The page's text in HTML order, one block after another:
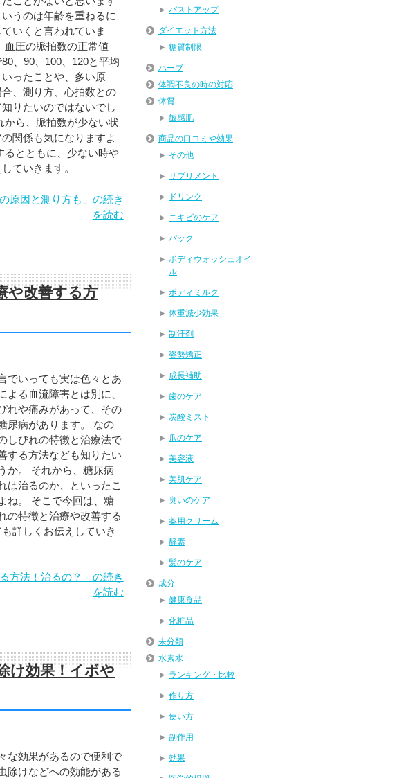
うのは年齢を重ねるに
いくと言われていま
血圧の脈拍数の正常値
、90、100、120と平均
ったことや、多い原
、測り方、心拍数との
りたいのではないでし
から、脈拍数が少ない状
関係も気になりますよ
るとともに、少ない時や
ていきます。
原因と測り方も」の続き
を読む
や改善する方
でいっても実は色々とあ
よる血流障害とは別に、
れや痛みがあって、その
尿病があります。 なの
しびれの特徴と治療法で
する方法なども知りたい
か。 それから、糖尿病
は治るのか、といったこ
ね。 そこで今回は、糖
の特徴と治療や改善する
詳しくお伝えしていき
方法！治るの？」の続き
を読む
け効果！イボや
な効果があるので便利で
除けなどへの効能がある
バストアップ
ダイエット方法
糖質制限
ハーブ
体調不良の時の対応
体質
敏感肌
商品の口コミや効果
その他
サプリメント
ドリンク
ニキビのケア
パック
ボディウォッシュオイ
ル
ボディミルク
体重減少効果
制汗剤
姿勢矯正
成長補助
歯のケア
炭酸ミスト
爪のケア
美容液
美肌ケア
臭いのケア
薬用クリーム
酵素
髪のケア
成分
健康食品
化粧品
未分類
水素水
ランキング・比較
作り方
使い方
副作用
効果